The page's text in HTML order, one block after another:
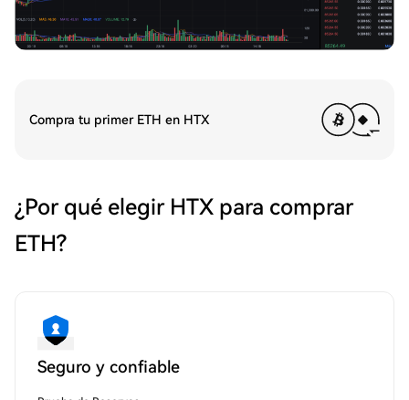
Compra tu primer ETH en HTX
¿Por qué elegir HTX para comprar
ETH?
Seguro y confiable